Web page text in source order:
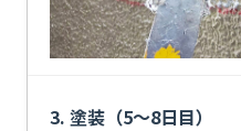
3. 塗装（5〜8日目）